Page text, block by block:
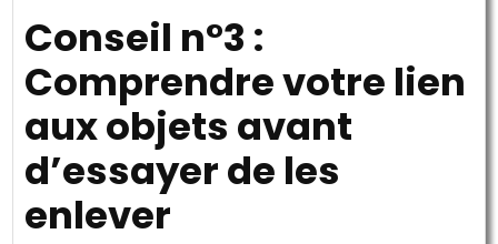
Conseil n°3 :
Comprendre votre lien
aux objets avant
d’essayer de les
enlever